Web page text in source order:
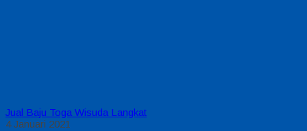
Jual Baju Toga Wisuda Langkat
4 Januari 2021